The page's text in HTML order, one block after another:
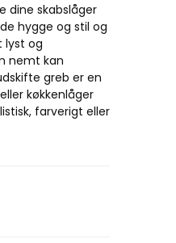
dine skabslåger
hygge og stil og
lyst og
nemt kan
greb er en
køkkenlåger
farverigt eller